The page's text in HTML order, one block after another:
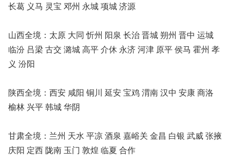
长葛 义马 灵宝 邓州 永城 项城 济源
山西全境：太原 大同 忻州 阳泉 长治 晋城 朔州 晋中 运城
临汾 吕梁 古交 潞城 高平 介休 永济 河津 原平 侯马 霍州 孝
义 汾阳
陕西全境：西安 咸阳 铜川 延安 宝鸡 渭南 汉中 安康 商洛
榆林 兴平 韩城 华阴
甘肃全境：兰州 天水 平凉 酒泉 嘉峪关 金昌 白银 武威 张掖
庆阳 定西 陇南 玉门 敦煌 临夏 合作